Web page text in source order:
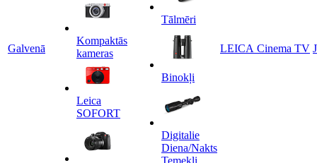
Galvenā
Kompaktās
kameras
Leica
SOFORT
Tālmēri
Binokļi
Digitalie
Diena/Nakts
Temekļi
LEICA Cinema TV